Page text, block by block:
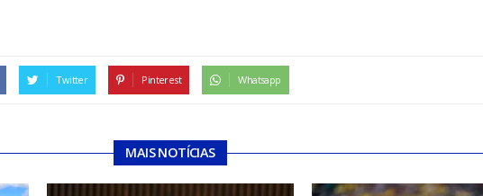
Twitter Pinterest Whatsapp
MAIS NOTÍCIAS